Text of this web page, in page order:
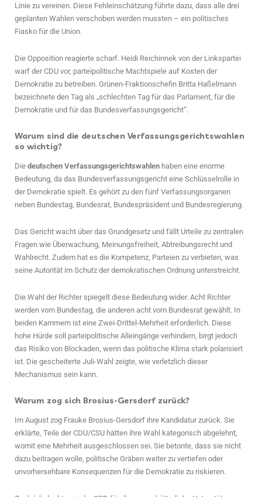
Linie zu vereinen. Diese Fehleinschätzung führte dazu, dass alle drei
geplanten Wahlen verschoben werden mussten – ein politisches
Fiasko für die Union.
Die Opposition reagierte scharf. Heidi Reichinnek von der Linkspartei
warf der CDU vor, parteipolitische Machtspiele auf Kosten der
Demokratie zu betreiben. Grünen-Fraktionschefin Britta Haßelmann
bezeichnete den Tag als „schlechten Tag für das Parlament, für die
Demokratie und für das Bundesverfassungsgericht“.
Warum sind die deutschen Verfassungsgerichtswahlen
so wichtig?
Die deutschen Verfassungsgerichtswahlen haben eine enorme
Bedeutung, da das Bundesverfassungsgericht eine Schlüsselrolle in
der Demokratie spielt. Es gehört zu den fünf Verfassungsorganen
neben Bundestag, Bundesrat, Bundespräsident und Bundesregierung.
Das Gericht wacht über das Grundgesetz und fällt Urteile zu zentralen
Fragen wie Überwachung, Meinungsfreiheit, Abtreibungsrecht und
Wahlrecht. Zudem hat es die Kompetenz, Parteien zu verbieten, was
seine Autorität im Schutz der demokratischen Ordnung unterstreicht.
Die Wahl der Richter spiegelt diese Bedeutung wider. Acht Richter
werden vom Bundestag, die anderen acht vom Bundesrat gewählt. In
beiden Kammern ist eine Zwei-Drittel-Mehrheit erforderlich. Diese
hohe Hürde soll parteipolitische Alleingänge verhindern, birgt jedoch
das Risiko von Blockaden, wenn das politische Klima stark polarisiert
ist. Die gescheiterte Juli-Wahl zeigte, wie verletzlich dieser
Mechanismus sein kann.
Warum zog sich Brosius-Gersdorf zurück?
Im August zog Frauke Brosius-Gersdorf ihre Kandidatur zurück. Sie
erklärte, Teile der CDU/CSU hätten ihre Wahl kategorisch abgelehnt,
womit eine Mehrheit ausgeschlossen sei. Sie betonte, dass sie nicht
dazu beitragen wolle, politische Gräben weiter zu vertiefen oder
unvorhersehbare Konsequenzen für die Demokratie zu riskieren.